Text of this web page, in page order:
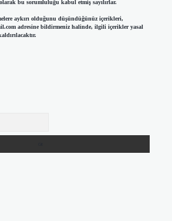
bu sorumluluğu kabul etmiş sayılırlar.
aykırı olduğunu düşündüğünüz içerikleri,
adresine bildirmeniz halinde, ilgili içerikler yasal